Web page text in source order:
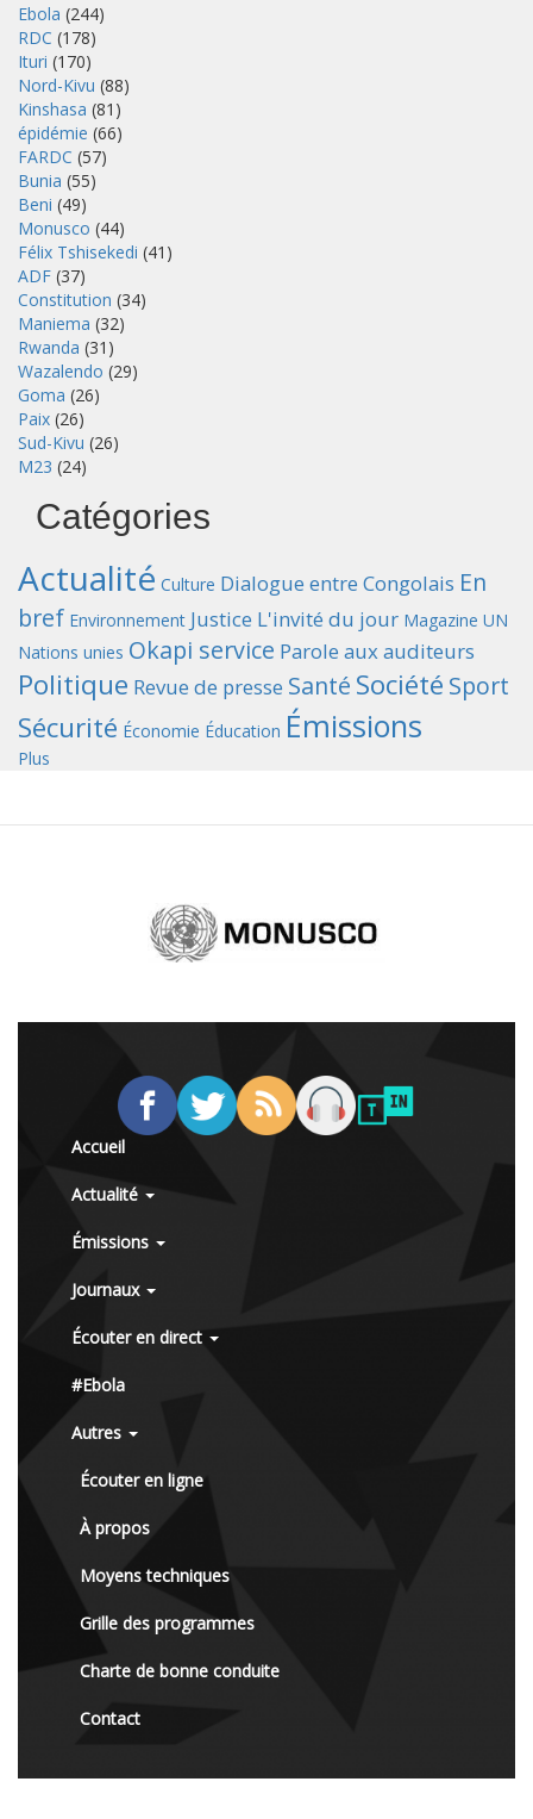
Ebola (244)
RDC (178)
Ituri (170)
Nord-Kivu (88)
Kinshasa (81)
épidémie (66)
FARDC (57)
Bunia (55)
Beni (49)
Monusco (44)
Félix Tshisekedi (41)
ADF (37)
Constitution (34)
Maniema (32)
Rwanda (31)
Wazalendo (29)
Goma (26)
Paix (26)
Sud-Kivu (26)
M23 (24)
Catégories
Actualité Culture Dialogue entre Congolais En
bref Environnement Justice L'invité du jour Magazine UN
Nations unies Okapi service Parole aux auditeurs
Politique Revue de presse Santé Société Sport
Sécurité Économie Éducation Émissions
Plus
Accueil
Actualité
Émissions
Journaux
Écouter en direct
#Ebola
Autres
Écouter en ligne
À propos
Moyens techniques
Grille des programmes
Charte de bonne conduite
Contact